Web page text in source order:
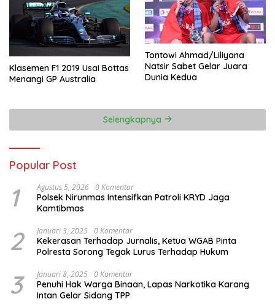
Klasemen F1 2019 Usai Bottas
Menangi GP Australia
Tontowi Ahmad/Liliyana
Natsir Sabet Gelar Juara
Dunia Kedua
Selengkapnya
Popular Post
1 Agustus 5, 2026 0 Komentar
Polsek Nirunmas Intensifkan Patroli KRYD Jaga
Kamtibmas
2 Januari 3, 2025 0 Komentar
Kekerasan Terhadap Jurnalis, Ketua WGAB Pinta
Polresta Sorong Tegak Lurus Terhadap Hukum
3 Januari 8, 2025 0 Komentar
Penuhi Hak Warga Binaan, Lapas Narkotika Karang
Intan Gelar Sidang TPP